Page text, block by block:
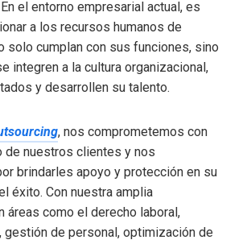
el entorno empresarial actual, es
a los recursos humanos de
solo cumplan con sus funciones, sino
integren a la cultura organizacional,
y desarrollen su talento.
, nos comprometemos con
de nuestros clientes y nos
brindarles apoyo y protección en su
éxito. Con nuestra amplia
áreas como el derecho laboral,
gestión de personal, optimización de